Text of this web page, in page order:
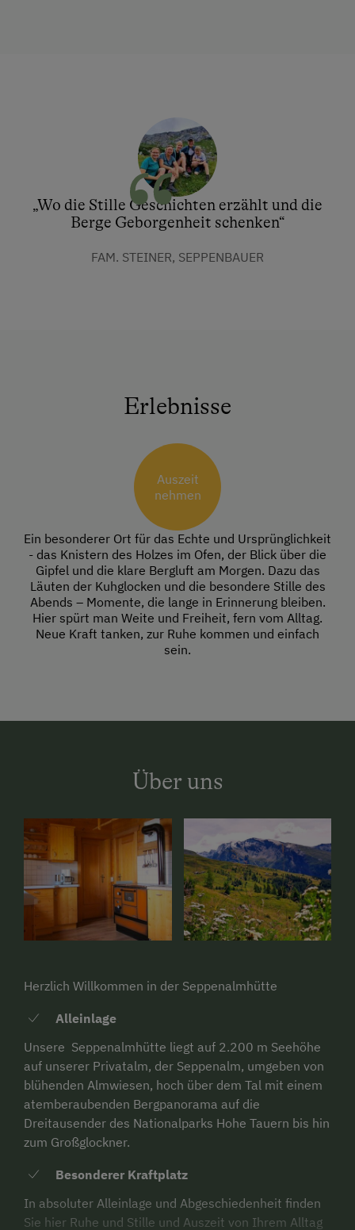
„Wo die Stille Geschichten erzählt und die
Berge Geborgenheit schenken“
FAM. STEINER, SEPPENBAUER
Erlebnisse
Auszeit
nehmen
Ein besonderer Ort für das Echte und Ursprünglichkeit
- das Knistern des Holzes im Ofen, der Blick über die
Gipfel und die klare Bergluft am Morgen. Dazu das
Läuten der Kuhglocken und die besondere Stille des
Abends – Momente, die lange in Erinnerung bleiben.
Hier spürt man Weite und Freiheit, fern vom Alltag.
Neue Kraft tanken, zur Ruhe kommen und einfach
sein.
Über uns
Herzlich Willkommen in der Seppenalmhütte
Alleinlage
Unsere Seppenalmhütte liegt auf 2.200 m Seehöhe
auf unserer Privatalm, der Seppenalm, umgeben von
blühenden Almwiesen, hoch über dem Tal mit einem
atemberaubenden Bergpanorama auf die
Dreitausender des Nationalparks Hohe Tauern bis hin
zum Großglockner.
Besonderer Kraftplatz
In absoluter Alleinlage und Abgeschiedenheit finden
Sie hier Ruhe und Stille und Auszeit von Ihrem Alltag